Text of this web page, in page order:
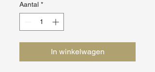
Aantal *
In winkelwagen